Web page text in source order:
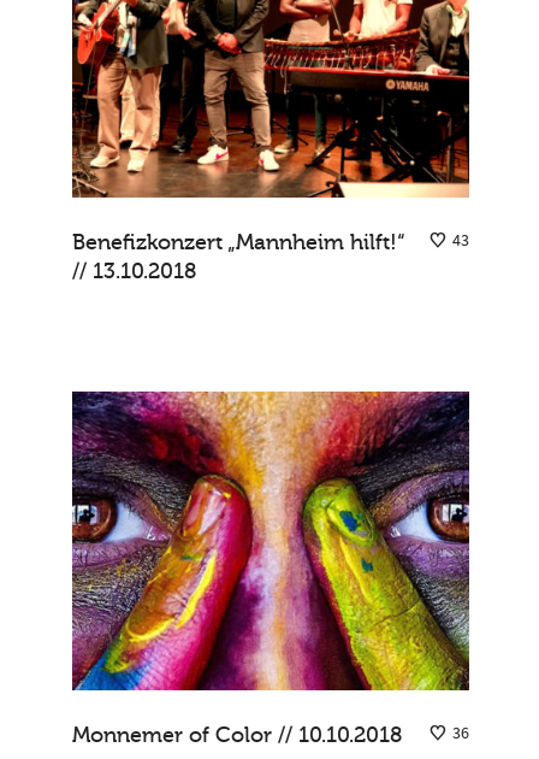
43
Benefizkonzert „Mannheim hilft!“
// 13.10.2018
36
Monnemer of Color // 10.10.2018